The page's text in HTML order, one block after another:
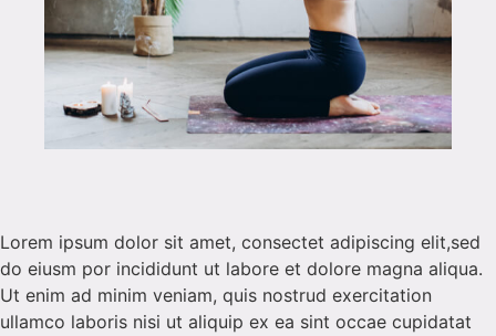
Lorem ipsum dolor sit amet, consectet adipiscing elit,sed
do eiusm por incididunt ut labore et dolore magna aliqua.
Ut enim ad minim veniam, quis nostrud exercitation
ullamco laboris nisi ut aliquip ex ea sint occae cupidatat